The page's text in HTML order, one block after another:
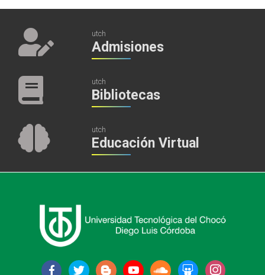
utch
Admisiones
utch
Bibliotecas
utch
Educación Virtual